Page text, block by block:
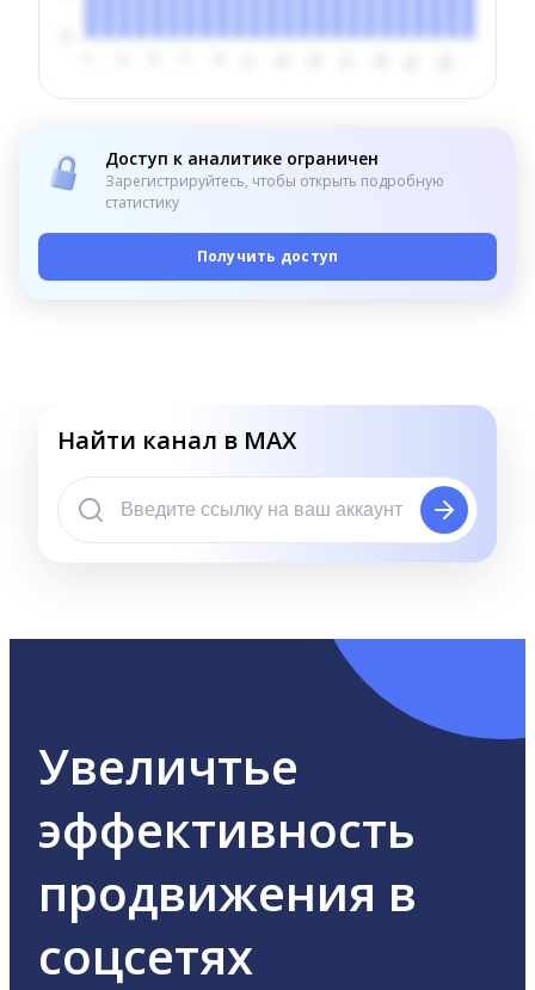
Доступ к аналитике ограничен
Зарегистрируйтесь, чтобы открыть подробную
статистику
Получить доступ
Найти канал в MAX
Увеличтье
эффективность
продвижения в
соцсетях